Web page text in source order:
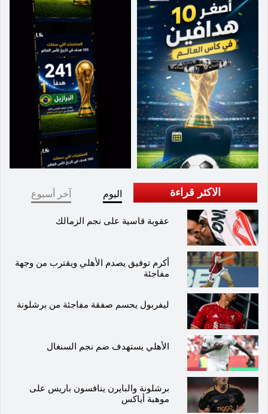
الاكثر قراءة اليوم آخر أسبوع
عقوبة قاسية على نجم الزمالك
أكرم توفيق يصدم الأهلي ويقترب من وجهة
مفاجئة
ليفربول يحسم صفقة مفاجئة من برشلونة
الأهلي يستهدف ضم نجم السنغال
برشلونة والبايرن ينافسون باريس على
موهبة أياكس